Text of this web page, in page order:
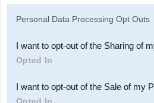
Downstream Participants
third parties.
Personal Data Processing Opt Outs
I want to opt-out of the Sharing of
Opted In
I want to opt-out of the Sale of my
Opted In